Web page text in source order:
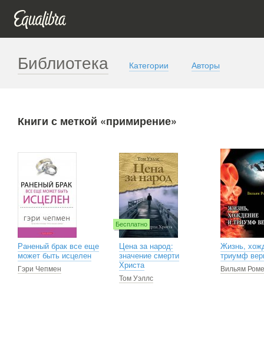
Библиотека Категории Авторы
Книги с меткой «примирение»
Раненый брак все еще
может быть исцелен
Гэри Чепмен
Бесплатно
Цена за народ:
значение смерти
Христа
Том Уэллс
Жизнь,
триумф
Вильям